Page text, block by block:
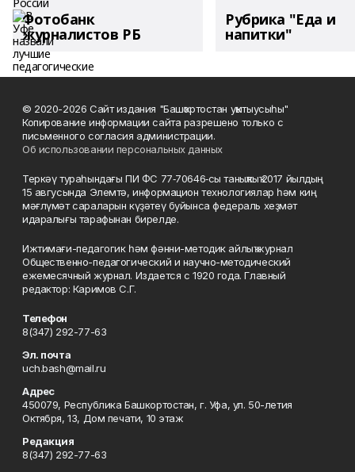
Фотобанк
журналистов РБ
Рубрика "Еда и
напитки"
© 2020-2026 Сайт издания "Башҡортостан уҡытыусыһы"
Копирование информации сайта разрешено только с
письменного согласия администрации.
Об использовании персональных данных
Теркәү тураһындағы ПИ ФС 77‑70646‑сы таныҡлыҡ 2017 йылдың
15 авгусында Элемтә, информацион технологиялар һәм киң
мәғлүмәт сараларын күҙәтеү буйынса федераль хеҙмәт
идаралығы тарафынан бирелде.
Ижтимағи-педагогик һәм фәнни-методик айлыҡ журнал
Общественно-педагогический и научно-методический
ежемесячный журнал. Издается с 1920 года. Главный
редактор: Каримов С.Г.
Телефон
8(347) 292-77-63
Эл. почта
uch.bash@mail.ru
Адрес
450079, Республика Башкортостан, г. Уфа, ул. 50-летия
Октября, 13, Дом печати, 10 этаж
Редакция
8(347) 292-77-63